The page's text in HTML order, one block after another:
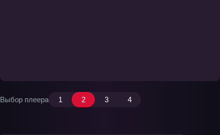
Выбор плеера 1 2 3 4